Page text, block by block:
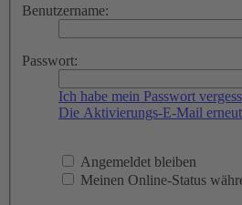
Benutzername:
Passwort:
Ich habe mein Passwort
Die Aktivierungs-E-Mail erneut
Angemeldet bleiben
Meinen Online-Status